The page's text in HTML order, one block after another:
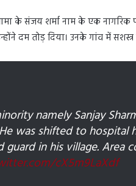
के संजय शर्मा नाम के एक नागरिक
दम तोड़ दिया। उनके गांव में सशस्त्र
namely Sanjay
was shifted to hospital
in his village. Area
cX5m9LaXdf